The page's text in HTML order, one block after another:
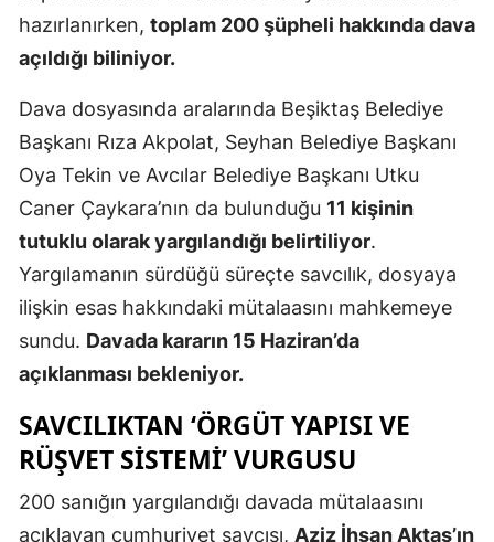
Erzurum
Gaziantep
Giresun
Gümüşhane
Hatay
İstanbul
hazırlanırken, toplam 200 şüpheli hakkında dava
açıldığı biliniyor.
Dava dosyasında aralarında Beşiktaş Belediye
Başkanı Rıza Akpolat, Seyhan Belediye Başkanı
Oya Tekin ve Avcılar Belediye Başkanı Utku
Caner Çaykara’nın da bulunduğu 11 kişinin
tutuklu olarak yargılandığı belirtiliyor.
Yargılamanın sürdüğü süreçte savcılık, dosyaya
ilişkin esas hakkındaki mütalaasını mahkemeye
sundu. Davada kararın 15 Haziran’da
açıklanması bekleniyor.
SAVCILIKTAN ‘ÖRGÜT YAPISI VE
RÜŞVET SISTEMI’ VURGUSU
200 sanığın yargılandığı davada mütalaasını
açıklayan cumhuriyet savcısı, Aziz İhsan Aktaş’ın